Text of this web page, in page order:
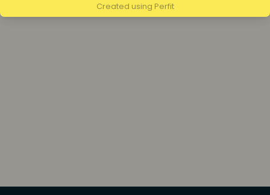
Created using Perfit